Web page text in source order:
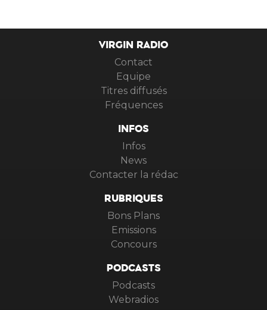
VIRGIN RADIO
Contact
Equipe
Titres diffusés
Fréquences
INFOS
Infos
News
Contacter la rédac
RUBRIQUES
Bons Plans
Emissions
Concours
PODCASTS
Podcasts
Webradios